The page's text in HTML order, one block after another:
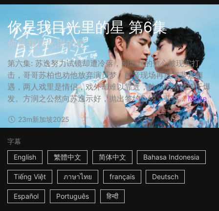
你是我目光里的星 第6集
你是我目光里的星
第六集: 苏逸努力试镜却遭冷落，刚燃起的信心被现实打
击，哥哥苏柏也劝他放弃演员梦。配音现场再度与裴嘉相
遇，两人戏里是情侣，戏外却难以靠近，他们的情绪终于爆
发。方润之公然向苏逸示好，抛出签约合约，裴嘉... More
23m新加坡2025
字幕
English
繁體中文 简体中文 Bahasa Indonesia
Tiếng Việt ภาษาไทย français Deutsch
Español Português हिन्दी